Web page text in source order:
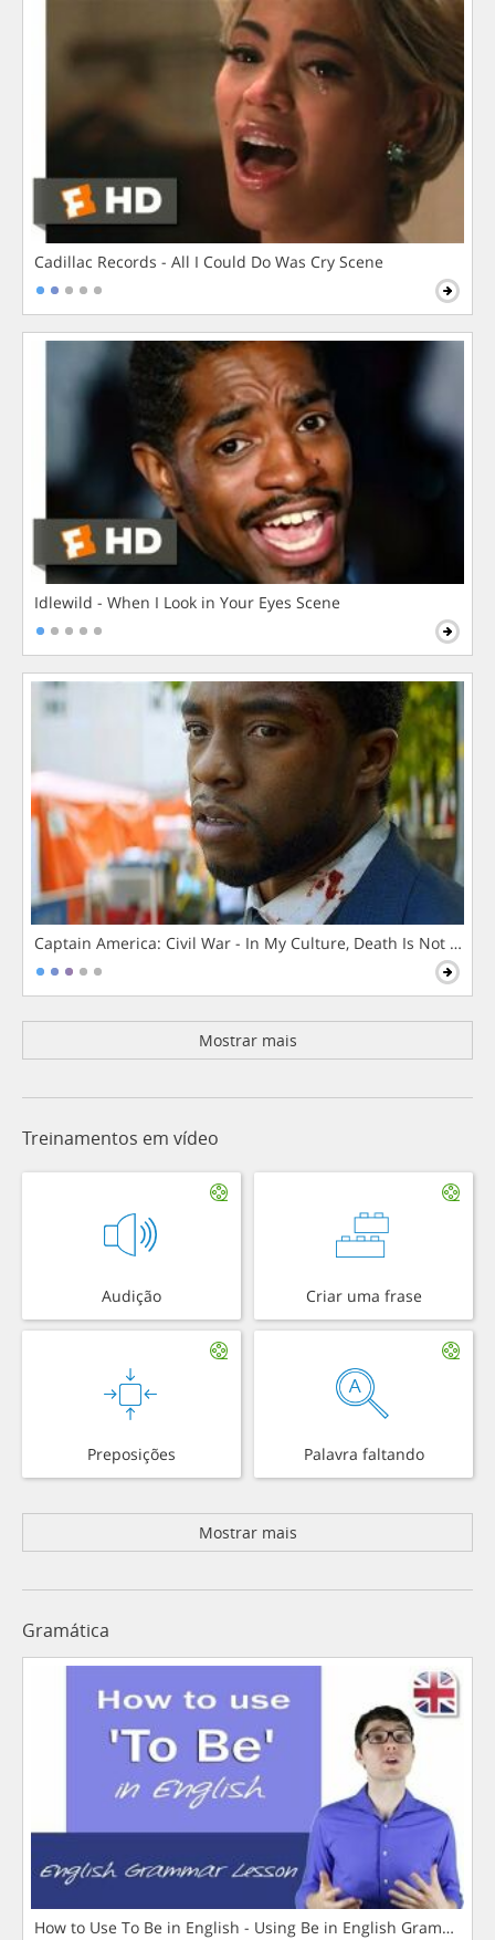
Cadillac Records - All I Could Do Was Cry Scene
Idlewild - When I Look in Your Eyes Scene
Captain America: Civil War - In My Culture, Death Is Not The
Mostrar mais
Treinamentos em vídeo
Audição Criar uma frase
Preposições Palavra faltando
Mostrar mais
Gramática
How to Use To Be in English - Using Be in English Grammar